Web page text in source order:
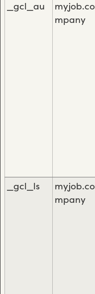
_gcl_au
myjob.co
mpany
_gcl_ls
myjob.co
mpany